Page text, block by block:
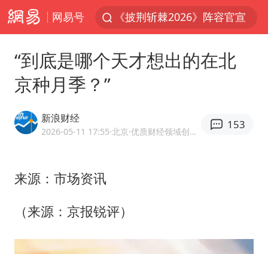
网易号
于东来回应胖东来近25年老店年底关闭
香港刷新1884年以来最高气温纪录
国足U17与阿森纳决赛取消 并列冠军
暑期研学游升温 在旅途中增长知识
“到底是哪个天才想出的在北
京种月季？”
新浪财经
2026-05-11 17:55·北京 ·优质财经领域创作者
153
来源：市场资讯
（来源：京报锐评）